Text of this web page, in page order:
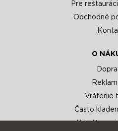
Pre
Obchodné
O
Vrátenie
Často